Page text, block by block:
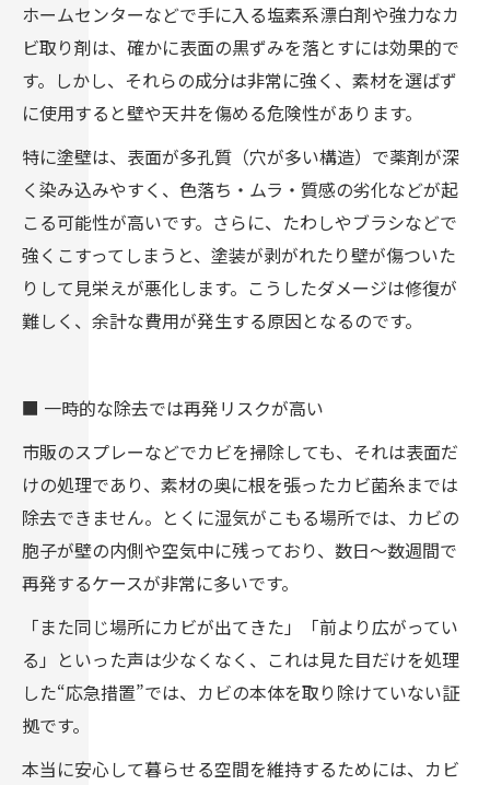
ホームセンターなどで手に入る塩素系漂白剤や強力なカ
ビ取り剤は、確かに表面の黒ずみを落とすには効果的で
す。しかし、それらの成分は非常に強く、素材を選ばず
に使用すると壁や天井を傷める危険性があります。
特に塗壁は、表面が多孔質（穴が多い構造）で薬剤が深
く染み込みやすく、色落ち・ムラ・質感の劣化などが起
こる可能性が高いです。さらに、たわしやブラシなどで
強くこすってしまうと、塗装が剥がれたり壁が傷ついた
りして見栄えが悪化します。こうしたダメージは修復が
難しく、余計な費用が発生する原因となるのです。
■ 一時的な除去では再発リスクが高い
市販のスプレーなどでカビを掃除しても、それは表面だ
けの処理であり、素材の奥に根を張ったカビ菌糸までは
除去できません。とくに湿気がこもる場所では、カビの
胞子が壁の内側や空気中に残っており、数日～数週間で
再発するケースが非常に多いです。
「また同じ場所にカビが出てきた」「前より広がってい
る」といった声は少なくなく、これは見た目だけを処理
した“応急措置”では、カビの本体を取り除けていない証
拠です。
本当に安心して暮らせる空間を維持するためには、カビ